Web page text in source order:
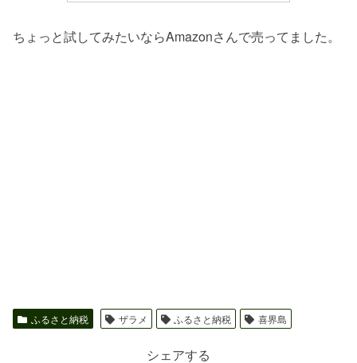
ちょっと試してみたいならAmazonさんで売ってました。
ふるさと納税 ザラメ ふるさと納税 喜界島
シェアする